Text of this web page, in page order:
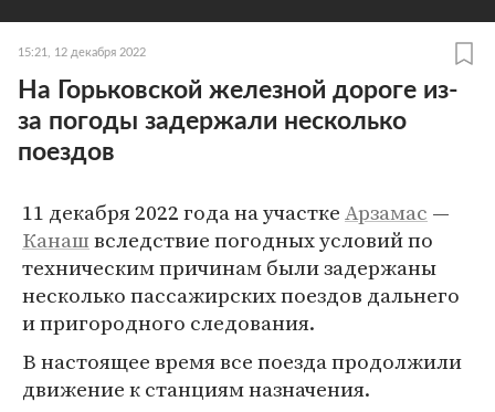
15:21, 12 декабря 2022
На Горьковской железной дороге из-
за погоды задержали несколько
поездов
11 декабря 2022 года на участкеАрзамас —
Канашвследствие погодных условий по
техническим причинам были задержаны
несколько пассажирских поездов дальнего
и пригородного следования.
В настоящее время все поезда продолжили
движение к станциям назначения.